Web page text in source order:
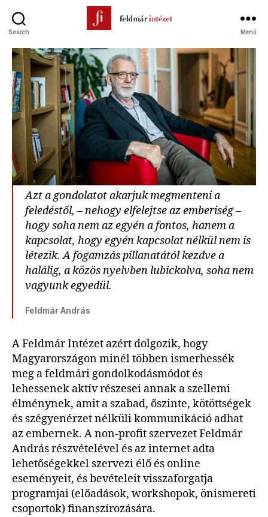
Search
Intézet
Menü
Azt a gondolatot akarjuk megmenteni a
feledéstől, – nehogy elfelejtse az emberiség –
hogy soha nem az egyén a fontos, hanem a
kapcsolat, hogy egyén kapcsolat nélkül nem is
létezik. A fogamzás pillanatától kezdve a
halálig, a közös nyelvben lubickolva, soha nem
vagyunk egyedül.
Feldmár András
A Feldmár Intézet azért dolgozik, hogy
Magyarországon minél többen ismerhessék
meg a feldmári gondolkodásmódot és
lehessenek aktív részesei annak a szellemi
élménynek, amit a szabad, őszinte, kötöttségek
és szégyenérzet nélküli kommunikáció adhat
az embernek. A non-profit szervezet Feldmár
András részvételével és az internet adta
lehetőségekkel szervezi élő és online
eseményeit, és bevételeit visszaforgatja
programjai (előadások, workshopok, önismereti
csoportok) finanszírozására.